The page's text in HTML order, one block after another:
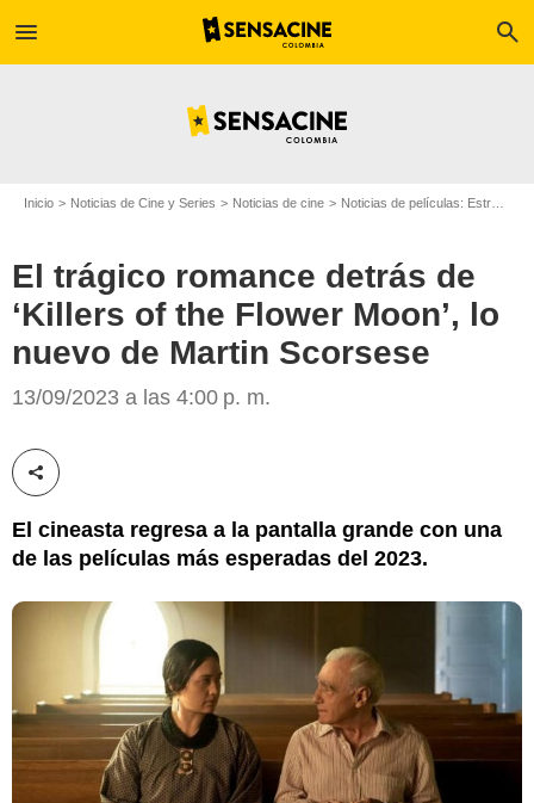
menu search
Inicio Noticias de Cine y Series Noticias de cine Noticias de películas: Estreno de película
El trágico romance detrás de
‘Killers of the Flower Moon’, lo
nuevo de Martin Scorsese
13/09/2023 a las 4:00 p. m.
Compartir esta noticia
El cineasta regresa a la pantalla grande con una
de las películas más esperadas del 2023.
'Killers of the Flower Moon'